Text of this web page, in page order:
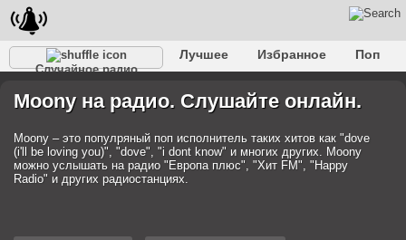
Случайное радио
Лучшее Избранное
Поп
Разговорное
Рэп Транс Дип-хаус
Фолк
Moony на радио. Слушайте онлайн.
Moony – это популряный поп исполнитель таких хитов как "dove
(i'll be loving you)", "dove", "i dont know" и многих других. Moony
можно услышать на радио "Европа плюс", "Хит FM", "Happy
Radio" и других радиостанциях.